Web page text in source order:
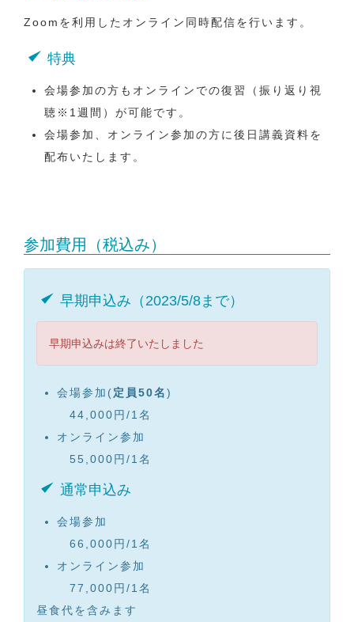
Zoomを利用したオンライン同時配信を行います。
特典
会場参加の方もオンラインでの復習（振り返り視
聴※1週間）が可能です。
会場参加、オンライン参加の方に後日講義資料を
配布いたします。
参加費用（税込み）
早期申込み（2023/5/8まで）
早期申込みは終了いたしました
会場参加(定員50名)
44,000円/1名
オンライン参加
55,000円/1名
通常申込み
会場参加
66,000円/1名
オンライン参加
77,000円/1名
昼食代を含みます